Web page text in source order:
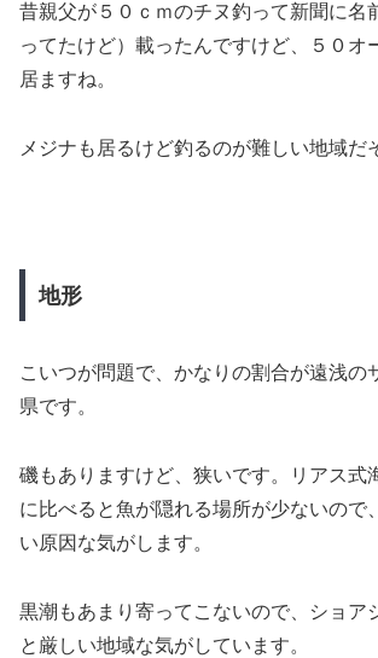
昔親父が５０ｃｍのチヌ釣って新聞に名
ってたけど）載ったんですけど、５０オ
居ますね。
メジナも居るけど釣るのが難しい地域だ
地形
こいつが問題で、かなりの割合が遠浅の
県です。
磯もありますけど、狭いです。リアス式
に比べると魚が隠れる場所が少ないので
い原因な気がします。
黒潮もあまり寄ってこないので、ショア
と厳しい地域な気がしています。